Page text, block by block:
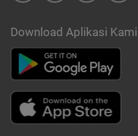
Download Aplikasi Kami